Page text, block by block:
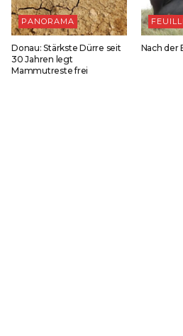
PANORAMA
Donau: Stärkste Dürre seit
30 Jahren legt
Mammutreste frei
Nach der